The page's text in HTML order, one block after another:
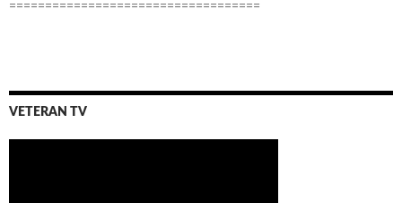
===================================
VETERAN TV